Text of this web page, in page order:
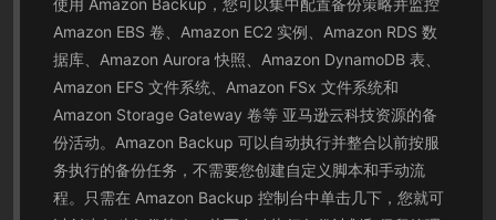
使用 Amazon Backup，您可以集中配置备份策略并监控
Amazon EBS 卷、Amazon EC2 实例、Amazon RDS 数
据库、Amazon Aurora 快照、Amazon DynamoDB 表、
Amazon EFS 文件系统、Amazon FSx 文件系统和
Amazon Storage Gateway 卷等 亚马逊云科技资源的备
份活动。Amazon Backup 可以自动执行并整合以前按服
务执行的备份任务，不需要您创建自定义脚本和手动流
程。只需在 Amazon Backup 控制台中单击几下，您就可